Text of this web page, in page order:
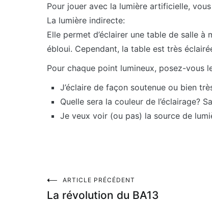
Pour jouer avec la lumière artificielle,
La lumière indirecte:
Elle permet d’éclairer une table de salle
ébloui. Cependant, la table est très
Pour chaque point lumineux, posez-vous
J’éclaire de façon soutenue ou bien
Quelle sera la couleur de l’éclairage?
Je veux voir (ou pas) la source de
Navigation
ARTICLE PRÉCÉDENT
La révolution du BA13